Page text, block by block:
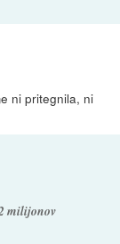
ni pritegnila, ni
milijonov